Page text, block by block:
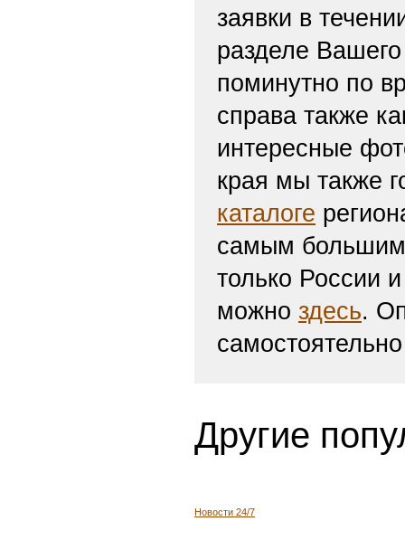
заявки в
разделе
поминутно по
справа также
интересные
края мы также
каталоге
самым большим
только России
можно здесь.
Другие
Новости 24/7